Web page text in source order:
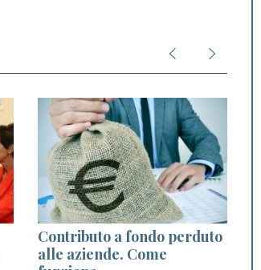
Contributo a fondo perduto
alle aziende. Come